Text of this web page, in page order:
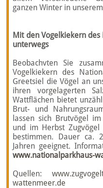
ganzen Winter in
Mit den Vogelkiekern
unterwegs
Be­obachvten Sie
Vogel­kiekern des
Greetsiel die Vögel an
ihren vor­gelagerten
Wattflächen bietet
Brut- und
lassen sich Brut­vögel
und im Herbst Zug­vögel
bestimmen. Dauer ca.
Jahren geeignet.
www.nationalparkhaus-
Quellen:
wattenmeer.de